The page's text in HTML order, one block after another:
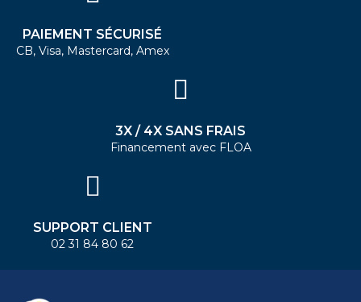
PAIEMENT SÉCURISÉ
CB, Visa, Mastercard, Amex
3X / 4X SANS FRAIS
Financement avec FLOA
SUPPORT CLIENT
02 31 84 80 62